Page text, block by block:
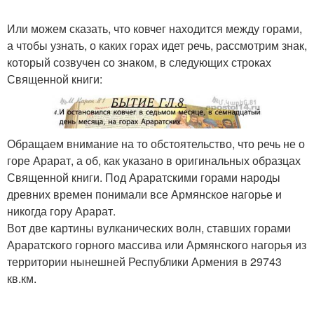
Или можем сказать, что ковчег находится между горами,
а чтобы узнать, о каких горах идет речь, рассмотрим знак,
который созвучен со знаком, в следующих строках
Священной книги:
Обращаем внимание на то обстоятельство, что речь не о
горе Арарат, а об, как указано в оригинальных образцах
Священной книги. Под Араратскими горами народы
древних времен понимали все Армянское нагорье и
никогда гору Арарат.
Вот две картины вулканических волн, ставших горами
Араратского горного массива или Армянского нагорья из
территории нынешней Республики Армения в 29743
кв.км.